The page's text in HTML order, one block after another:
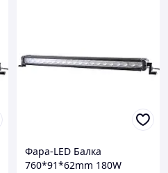
Фара-LED Балка
760*91*62mm 180W